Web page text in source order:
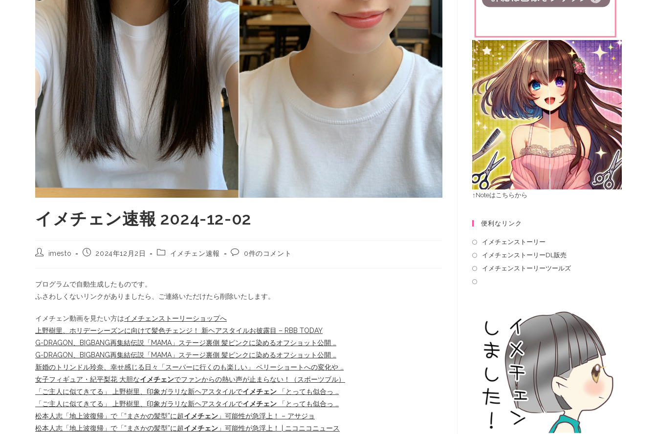
イメチェン速報 2024-12-02
imesto 2024年12月2日 イメチェン速報 0件のコメント
プログラムで自動生成したものです。
ふさわしくないリンクがありましたら、ご連絡いただけたら削除いたします。
イメチェン動画を見たい方はイメチェンストーリーショップへ
上野樹里、ホリデーシーズンに向けて髪色チェンジ！ 新ヘアスタイルお披露目 – RBB TODAY
G-DRAGON、BIGBANG再集結伝説「MAMA」ステージ裏側 髪ピンクに染めるオフショット公開 …
G-DRAGON、BIGBANG再集結伝説「MAMA」ステージ裏側 髪ピンクに染めるオフショット公開 …
新婚のトリンドル玲奈、幸せ感じる日々「スーパーに行くのも楽しい」 ベリーショートへの変化や …
女子フィギュア・紀平梨花 大胆なイメチェンでファンからの熱い声が止まらない！（スポーツブル）
「ご主人に似てきてる」 上野樹里、印象ガラリな新ヘアスタイルでイメチェン 「とっても似合っ …
「ご主人に似てきてる」 上野樹里、印象ガラリな新ヘアスタイルでイメチェン 「とっても似合っ …
松本人志「地上波復帰」で「“まさかの髪型”に超イメチェン 」可能性が急浮上！ – アサジョ
松本人志「地上波復帰」で「“まさかの髪型”に超イメチェン 」可能性が急浮上！ | ニコニコニュース
↑Noteはこちらから
便利なリンク
イメチェンストーリー
イメチェンストーリーDL販売
イメチェンストーリーツールズ